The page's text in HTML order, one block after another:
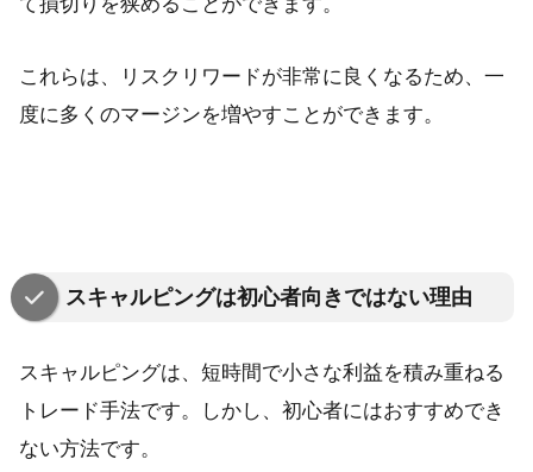
これらは、リスクリワードが非常に良くなるため、一
度に多くのマージンを増やすことができます。
スキャルピングは初心者向きではない理由
スキャルピングは、短時間で小さな利益を積み重ねる
トレード手法です。しかし、初心者にはおすすめでき
ない方法です。